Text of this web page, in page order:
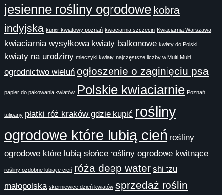
jesienne rośliny ogrodowe kobra
indyjska kurier kwiatowy poznań kwiaciarnia szczecin Kwiaciarnia Warszawa
kwiaciarnia wysyłkowa kwiaty balkonowe kwiaty do Polski
kwiaty na urodziny mieczyki kwiaty najczęstsze liczby w Multi Multi
ogrodnictwo wieluń ogłoszenie o zaginięciu psa
papier do pakowania kwiatów Polskie kwiaciarnie Poznań
tulipany płatki róż kraków gdzie kupić rośliny
ogrodowe które lubią cień rośliny
ogrodowe które lubią słońce rośliny ogrodowe kwitnące
rośliny ozdobne lubiące cień róża deep water shi tzu
małopolska skierniewice dzień kwiatów sprzedaż roślin